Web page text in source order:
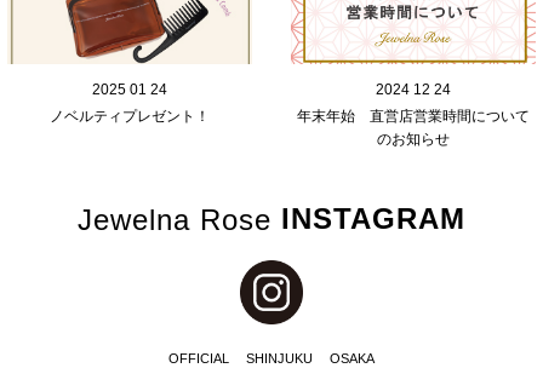
2025 01 24
ノベルティプレゼント！
2024 12 24
年末年始 直営店営業時間について
のお知らせ
Jewelna Rose INSTAGRAM
OFFICIAL SHINJUKU OSAKA